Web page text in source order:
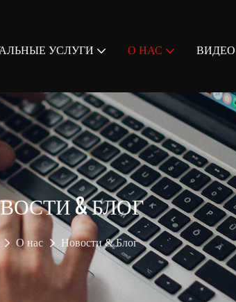
УСЛУГИ О НАС ВИДЕО
& БЛОГ
О нас Новости & Блог